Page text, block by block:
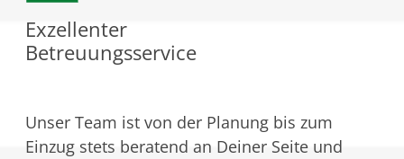
Exzellenter
Betreuungsservice
Unser Team ist von der Planung bis zum
Einzug stets beratend an Deiner Seite und